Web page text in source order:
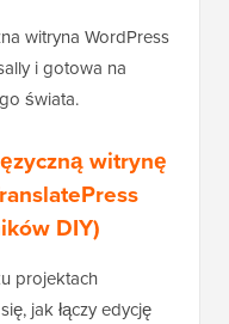
witryna WordPress
i gotowa na
świata.
witrynę
DIY)
projektach
jak łączy edycję